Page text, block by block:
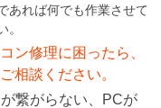
あれば何でも作業させて
ン修理に困ったら、
相談ください。
繋がらない、PCが